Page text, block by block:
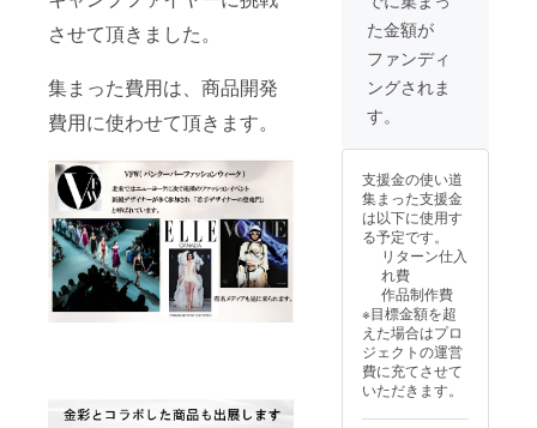
させて頂きました。
集まった費用は、商品開発
費用に使わせて頂きます。
さい。
（ア
イロン
が必要
な際
軽くも
は、裏
側から
浮かせ
スチー
ムでお
ま
す。）
・商品
初期不
良がご
ざいま
on> ・
モニ
ター環
境に
よっ
て、画
なって
見える
場合が
ござい
ます。
寸法
は、個
人の測
り方や
生地の
微妙な
ター環
境に
よっ
て、画
像の色
が実物
場合が
ござい
ます。
・表記
寸法
人の測
り方や
生地の
微妙な
縮率に
より、
ざいま
した
ら、商
品到着
後７日
以内に
す。
ござい
ます。
・表記
寸法
は、個
生地の
微妙な
縮率に
より、
若干の
誤差は
ござい
ます。
・商品
初期不
良がご
ざいま
した
ら、商
の出方
が写真
とは異
なる場
合がご
モニ
ター環
境に
よっ
て、画
像の色
が実物
と異
なって
見える
場合が
ござい
ます。
・表記
寸法
なる場
合がご
ざいま
す。 ・
モニ
よっ
て、画
像の色
が実物
と異
なって
見える
場合が
ござい
ます。
・表記
寸法
は、個
人の測
り方や
のメー
ル の
セット
です。
ヘアゴ
チ 色
を、オ
フ系
か、ブ
ルー系
よりお
選び下
さい ＜
クルミ
釦サイ
ズ＞ ４
ｃｍ丸
型
<attenti
on> ・
ｍ×7.5
ｃｍで
す。 ミ
ニサイ
ズで
選び下
<attenti
on> ・
モニ
ター環
境に
て、画
像の色
が実物
と異
なって
見える
場合が
た金額が
ファンディ
ングされま
す。
支援金の使い道
集まった支援金
は以下に使用す
る予定です。
リターン仕入
れ費
作品制作費
※目標金額を超
えた場合はプロ
ジェクトの運営
費に充てさせて
いただきます。